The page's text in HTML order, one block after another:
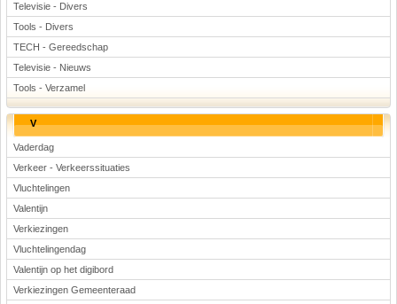
Televisie - Divers
Tools - Divers
TECH - Gereedschap
Televisie - Nieuws
Tools - Verzamel
V
Vaderdag
Verkeer - Verkeerssituaties
Vluchtelingen
Valentijn
Verkiezingen
Vluchtelingendag
Valentijn op het digibord
Verkiezingen Gemeenteraad